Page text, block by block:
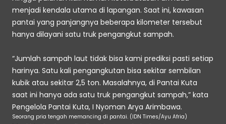
menjadi kendala utama di lapangan. Saat ini, kawasan
pantai yang panjangnya beberapa kilometer tersebut
hanya dilayani satu truk pengangkut sampah.
“Jumlah sampah laut tidak bisa kami prediksi pasti setiap
harinya. Satu kali pengangkutan bisa sekitar sembilan
kubik atau sekitar 2,5 ton. Masalahnya, di Pantai Kuta
saat ini hanya ada satu truk pengangkut sampah,” kata
Pengelola Pantai Kuta, I Nyoman Arya Arimbawa.
Seorang pria tengah memancing di pantai. (IDN Times/Ayu Afria)